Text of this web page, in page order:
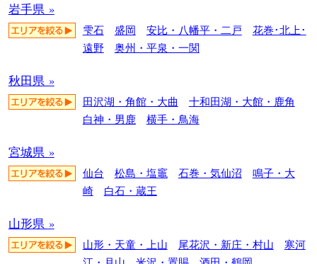
岩手県 »
雫石 盛岡 安比・八幡平・二戸
花巻･北上･
遠野
奥州・平泉・一関
秋田県 »
田沢湖・角館・大曲
十和田湖・大館・鹿角
白神・男鹿
横手・鳥海
宮城県 »
仙台 松島・塩竈 石巻・気仙沼
鳴子・大
崎
白石・蔵王
山形県 »
山形・天童・上山 尾花沢・新庄・村山
寒河